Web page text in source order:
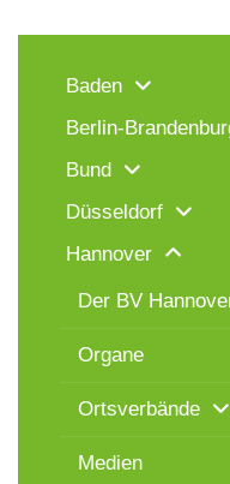
Baden
Berlin-
Bund
Düsseldorf
Hannover
Der BV
Organe
Ortsverbände
Medien